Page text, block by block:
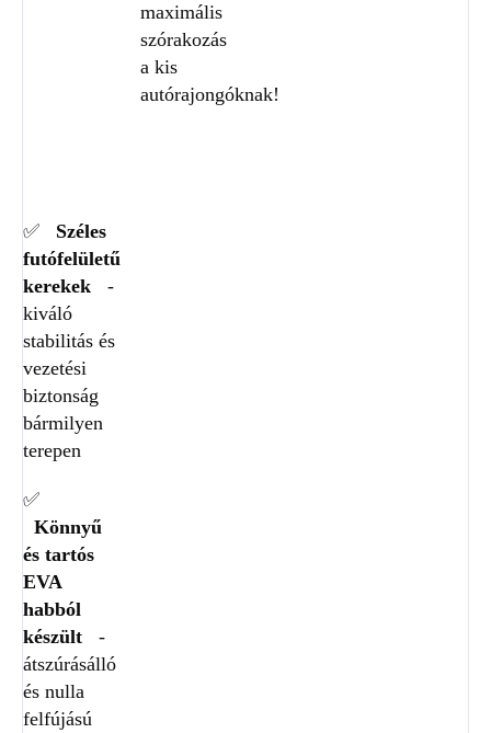
maximális
szórakozás
a kis
autórajongóknak!
✅
Széles
futófelületű
kerekek
-
kiváló
stabilitás és
vezetési
biztonság
bármilyen
terepen
✅
Könnyű
és tartós
EVA
habból
készült
-
átszúrásálló
és nulla
felfújású